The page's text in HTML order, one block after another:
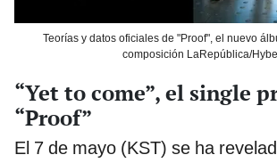
Teorías y datos oficiales de "Proof", el nuevo
composición LaRepública/Hybe
“Yet to come”, el single
“Proof”
El 7 de mayo (KST) se ha